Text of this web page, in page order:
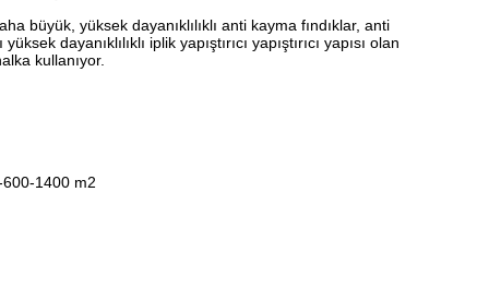
büyük, yüksek dayanıklılıklı anti kayma fındıklar, anti
dayanıklılıklı iplik yapıştırıcı yapıştırıcı yapısı olan
kullanıyor.
1400 m2